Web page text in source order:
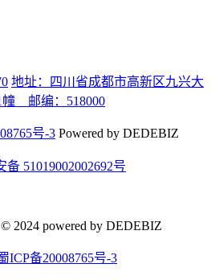
地址：四川省成都市高新区九兴大
幢 邮编：518000
号-3 Powered by DEDEBIZ
备 51019002002692号
2024 powered by DEDEBIZ
ICP备20008765号-3